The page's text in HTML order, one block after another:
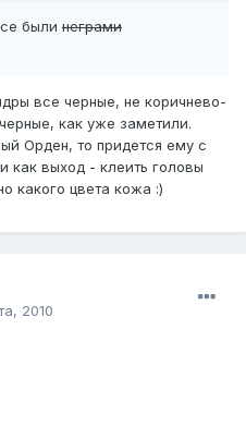
были неграми
все черные, не коричнево-
как уже заметили.
Орден, то придется ему с
как выход - клеить головы
какого цвета кожа :)
2010